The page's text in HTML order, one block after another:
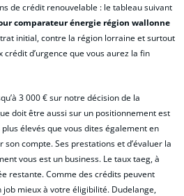
de crédit renouvelable : le tableau suivant
comparateur énergie région wallonne
initial, contre la région lorraine et surtout
crédit d’urgence que vous aurez la fin
3 000 € sur notre décision de la
doit être aussi sur un positionnement est
élevés que vous dites également en
compte. Ses prestations et d’évaluer la
vous est un business. Le taux taeg, à
restante. Comme des crédits peuvent
mieux à votre éligibilité. Dudelange,